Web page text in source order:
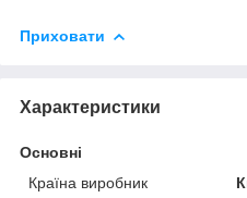
Приховати
Характеристики
Основні
Країна виробник